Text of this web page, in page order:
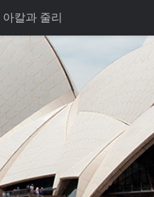
아칼과 줄리